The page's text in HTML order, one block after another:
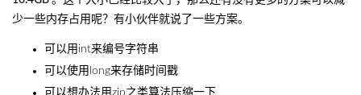
少一些内存占用呢？有小伙伴就说了一些方案。
可以用int来编号字符串
可以使用long来存储时间戳
可以想办法用zip之类算法压缩一下